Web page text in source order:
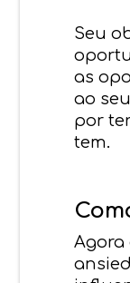
Seu
as
ao
por
tem.
Agora